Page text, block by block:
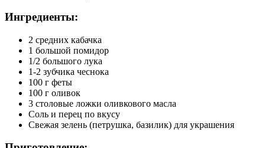
Ингредиенты:
2 средних кабачка
1 большой помидор
1/2 большого лука
1-2 зубчика чеснока
100 г феты
100 г оливок
3 столовые ложки оливкового масла
Соль и перец по вкусу
Свежая зелень (петрушка, базилик) для украшения